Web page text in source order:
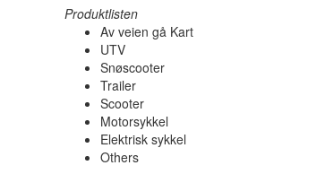
Produktlisten
Av veien gå Kart
UTV
Snøscooter
Trailer
Scooter
Motorsykkel
Elektrisk sykkel
Others